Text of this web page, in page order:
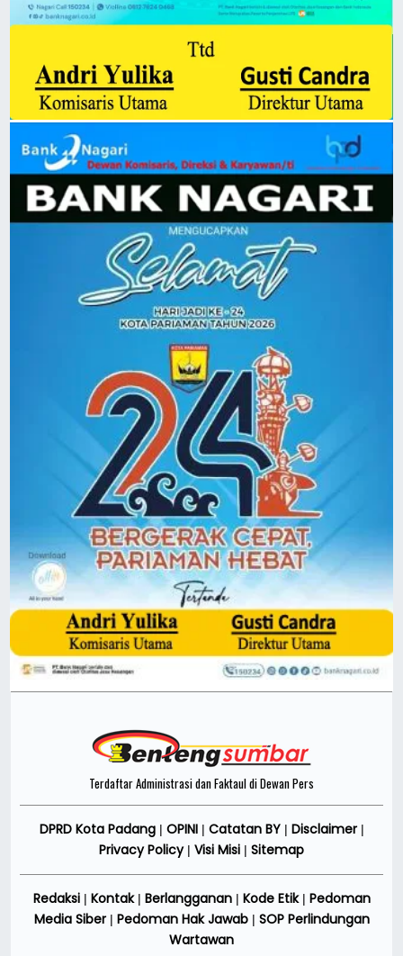
Terdaftar Administrasi dan Faktaul di Dewan Pers
DPRD Kota Padang| OPINI Catatan BY| Disclaimer|
Privacy Policy| Visi Misi Sitemap
Redaksi| Kontak| Berlangganan| Kode Etik| Pedoman
Media Siber| Pedoman Hak Jawab| SOP Perlindungan
Wartawan